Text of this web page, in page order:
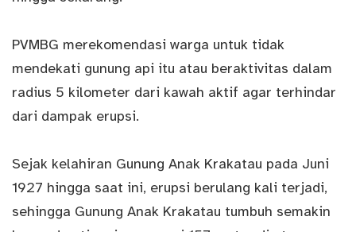
PVMBG merekomendasi warga untuk tidak
mendekati gunung api itu atau beraktivitas dalam
radius 5 kilometer dari kawah aktif agar terhindar
dari dampak erupsi.
Sejak kelahiran Gunung Anak Krakatau pada Juni
1927 hingga saat ini, erupsi berulang kali terjadi,
sehingga Gunung Anak Krakatau tumbuh semakin